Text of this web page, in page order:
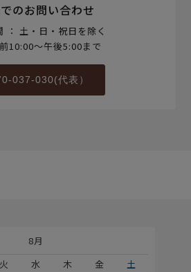
のお問い合わせ
： 土・日・祝日を除く
10:00～午後5:00まで
037-030(代表）
8月
火 水 木 金
土